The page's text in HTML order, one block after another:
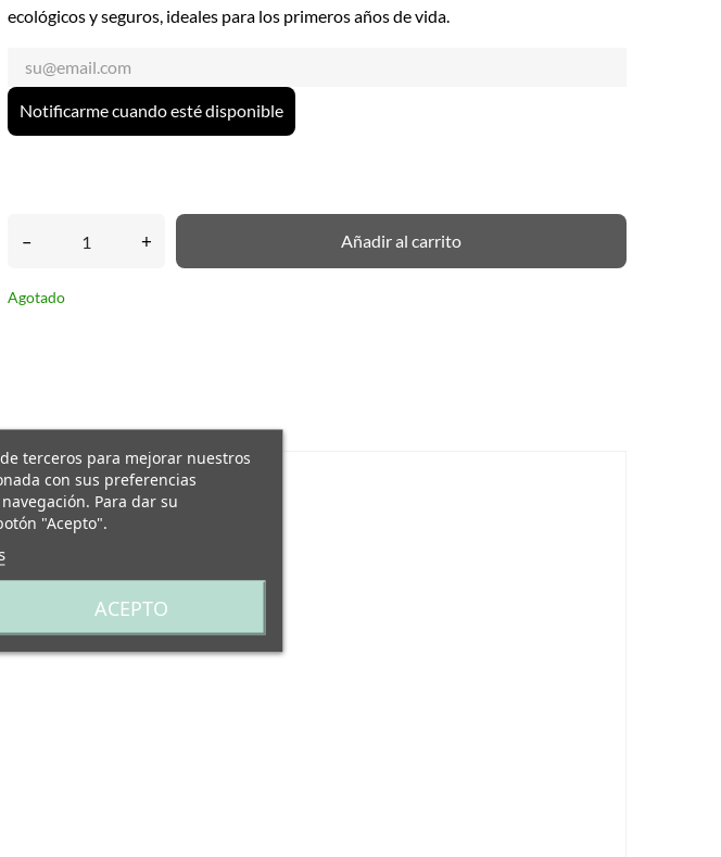
ecológicos y seguros, ideales para los primeros años de vida.
Notificarme cuando esté disponible
– + Añadir al carrito
Agotado
terceros para mejorar nuestros
con sus preferencias
Para dar su
"Acepto".
ACEPTO